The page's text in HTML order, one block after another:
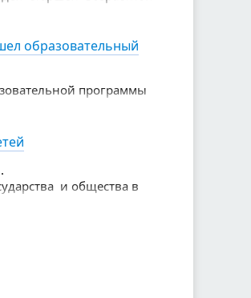
образовательный
программы
и общества в